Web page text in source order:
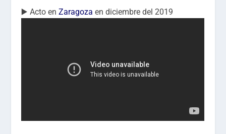
▶️ Acto enZaragoza en diciembre del 2019